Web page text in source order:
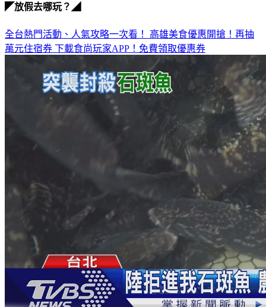
◤放假去哪玩？◢
全台熱門活動、人氣攻略一次看！ 高雄美食優惠開搶！再抽
萬元住宿券 下載食尚玩家APP！免費領取優惠券